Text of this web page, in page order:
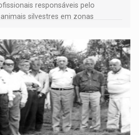
responsáveis pelo
silvestres em zonas